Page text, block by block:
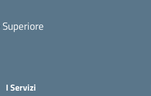
I Servizi